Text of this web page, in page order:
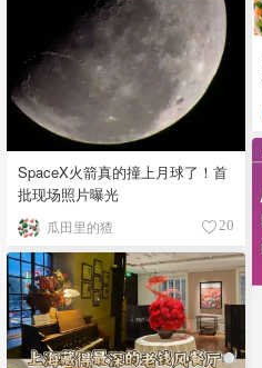
SpaceX火箭真的撞上月球了！首
批现场照片曝光
瓜田里的猹 20